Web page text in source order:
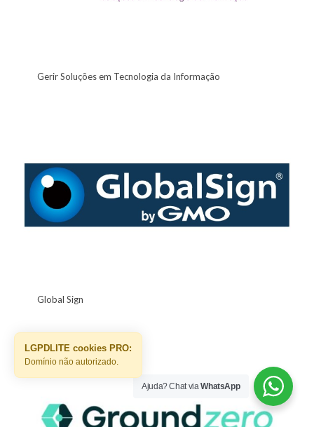
Gerir Soluções em Tecnologia da Informação
Global Sign
Ajuda? Chat viaWhatsApp
LGPDLITE cookies PRO:
Domínio não autorizado.